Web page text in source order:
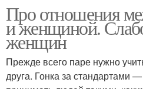
отношения
Цитаты об отношениях
Про отношения
и женщиной.
женщин
Прежде всего паре нужно
друга. Гонка за стандартами